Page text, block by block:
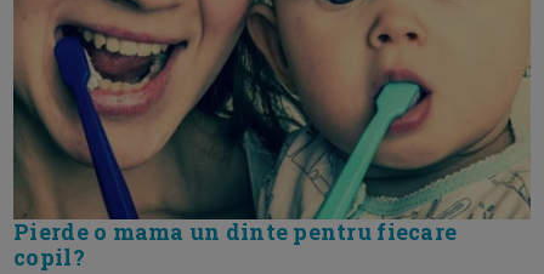
Pierde o mama un dinte pentru fiecare
copil?